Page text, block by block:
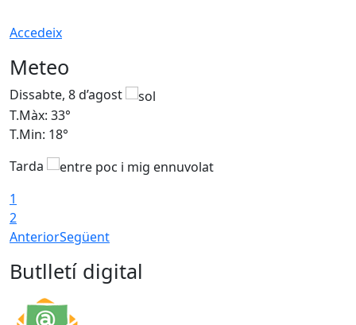
Accedeix
Meteo
Dissabte, 8 d’agost
T.Màx: 33°
T.Min: 18°
Tarda
1
2
AnteriorSegüent
Butlletí digital